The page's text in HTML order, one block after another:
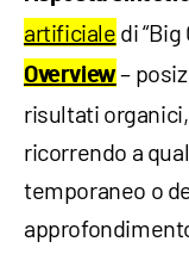
artificiale di
Overview–
risultati
ricorrendo a
temporaneo o